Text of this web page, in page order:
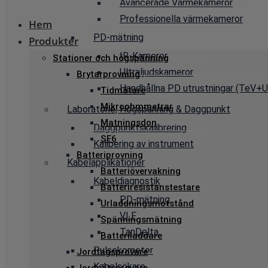
Avancerade Värmekameror
Professionella värmekameror
PD-mätning
IR-Kameror
Ultraljudskameror
Handhållna PD utrustningar
Laboratorie, Högspänning & Daggpunkt
Daggpunktskalibrering
Kalibering av instrument
Kabelapplikationer
Kabeldiagnostik
PD-mätning
VLF
TanDelta
Pulsekometer
Hem
Produkter
Stationer och högspänning
Brytarprovning
Tidmätare
Mikroohmmetrar
Matningsdon
SF6
Batteriprovning
Batteriövervakning
Batteriresistanstestare
Urladdningsmotstånd
Spänningsmätning
Batteriladdare
Jordtagsprovare